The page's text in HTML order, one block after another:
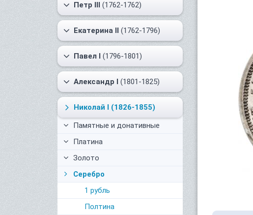
Петр III (1762-1762)
Екатерина II (1762-1796)
Павел I (1796-1801)
Александр I (1801-1825)
Николай I (1826-1855)
Памятные и донативные
Платина
Золото
Серебро
1 рубль
Полтина